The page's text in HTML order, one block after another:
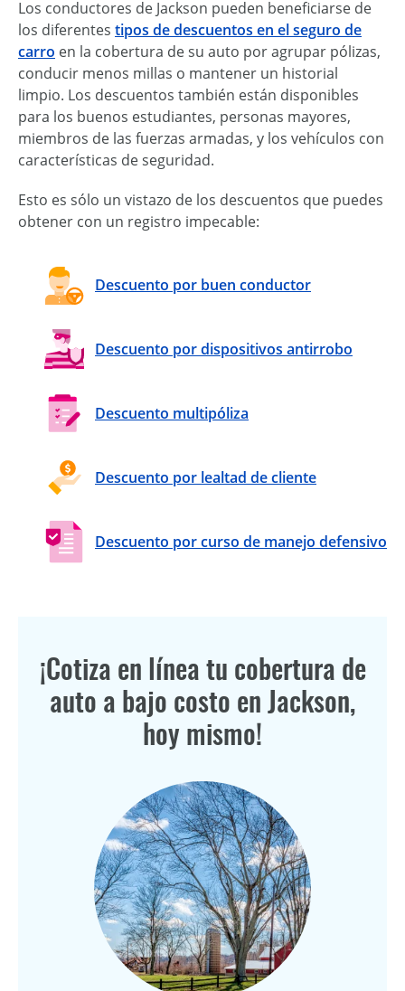
Los conductores de Jackson pueden beneficiarse de
los diferentes tipos de descuentos en el seguro de
carro en la cobertura de su auto por agrupar pólizas,
conducir menos millas o mantener un historial
limpio. Los descuentos también están disponibles
para los buenos estudiantes, personas mayores,
miembros de las fuerzas armadas, y los vehículos con
características de seguridad.
Esto es sólo un vistazo de los descuentos que puedes
obtener con un registro impecable:
Descuento por buen conductor
Descuento por dispositivos antirrobo
Descuento multipóliza
Descuento por lealtad de cliente
Descuento por curso de manejo defensivo
¡Cotiza en línea tu cobertura de
auto a bajo costo en Jackson,
hoy mismo!